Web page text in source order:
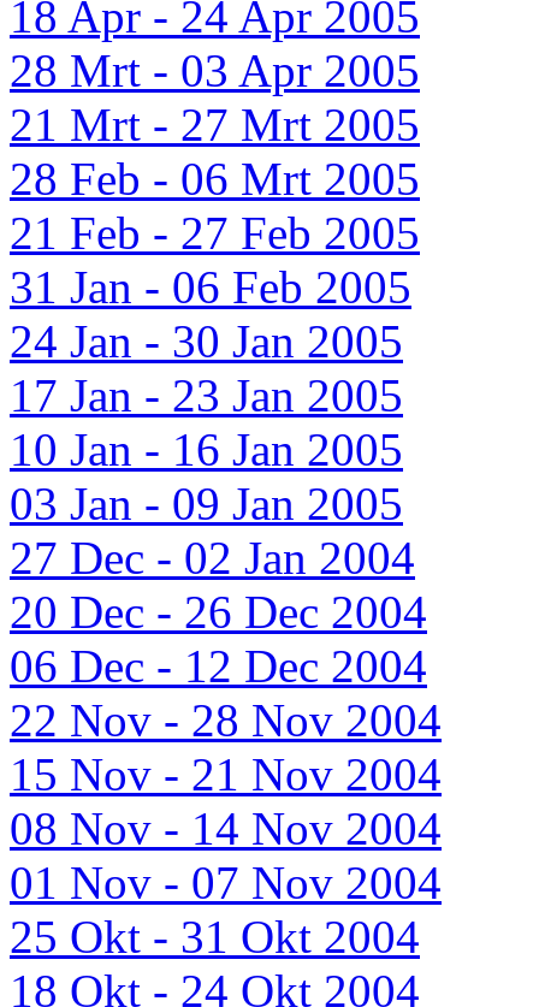
18 Apr - 24 Apr 2005
28 Mrt - 03 Apr 2005
21 Mrt - 27 Mrt 2005
28 Feb - 06 Mrt 2005
21 Feb - 27 Feb 2005
31 Jan - 06 Feb 2005
24 Jan - 30 Jan 2005
17 Jan - 23 Jan 2005
10 Jan - 16 Jan 2005
03 Jan - 09 Jan 2005
27 Dec - 02 Jan 2004
20 Dec - 26 Dec 2004
06 Dec - 12 Dec 2004
22 Nov - 28 Nov 2004
15 Nov - 21 Nov 2004
08 Nov - 14 Nov 2004
01 Nov - 07 Nov 2004
25 Okt - 31 Okt 2004
18 Okt - 24 Okt 2004